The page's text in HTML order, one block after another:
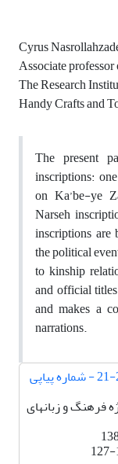
Cyrus
Associate
The Research
Handy Crafts and
The present
inscriptions:
on Ka’be-ye
Narseh
inscriptions
the political
to kinship
and official
and makes a
narrations.
دوره 6، 20-21 - شماره پیاپی
فرهنگ و زبانهای